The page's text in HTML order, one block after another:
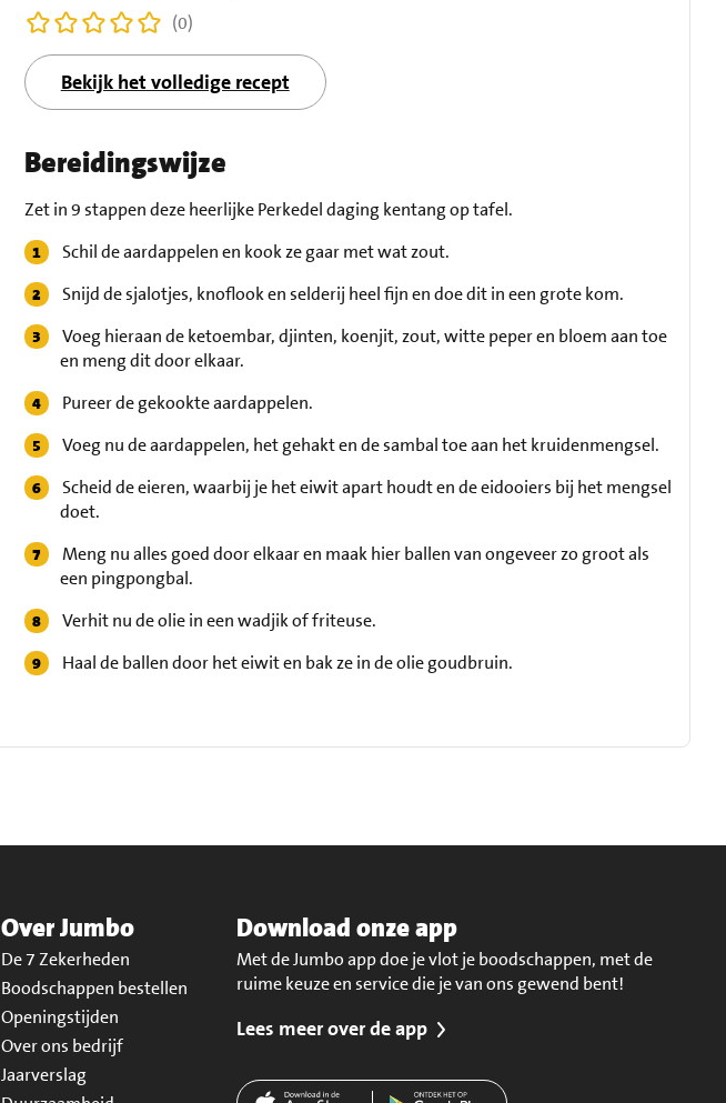
(0)
Bekijk het volledige recept
Bereidingswijze
Zet in 9 stappen deze heerlijke Perkedel daging kentang op tafel.
Schil de aardappelen en kook ze gaar met wat zout.
Snijd de sjalotjes, knoflook en selderij heel fijn en doe dit in een grote kom.
Voeg hieraan de ketoembar, djinten, koenjit, zout, witte peper en bloem aan toe
en meng dit door elkaar.
Pureer de gekookte aardappelen.
Voeg nu de aardappelen, het gehakt en de sambal toe aan het kruidenmengsel.
Scheid de eieren, waarbij je het eiwit apart houdt en de eidooiers bij het mengsel
doet.
Meng nu alles goed door elkaar en maak hier ballen van ongeveer zo groot als
een pingpongbal.
Verhit nu de olie in een wadjik of friteuse.
Haal de ballen door het eiwit en bak ze in de olie goudbruin.
Over Jumbo
De 7 Zekerheden
Boodschappen bestellen
Openingstijden
Over ons bedrijf
Jaarverslag
Download onze app
Met de Jumbo app doe je vlot je boodschappen, met de
ruime keuze en service die je van ons gewend bent!
Lees meer over de app